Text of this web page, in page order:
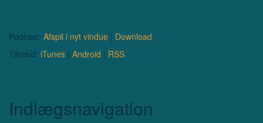
Podcast: Afspil i nyt vindue | Download
Tilmeld: iTunes | Android | RSS
Indlægsnavigation